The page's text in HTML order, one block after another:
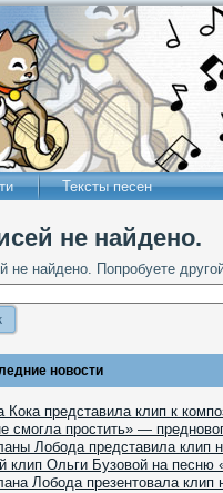
Тексты песен
не найдено.
не найдено. Попробуете
новости
Кока представила клип к
смогла простить» —
Лобода представила клип
клип Ольги Бузовой на песню
Лобода презентовала